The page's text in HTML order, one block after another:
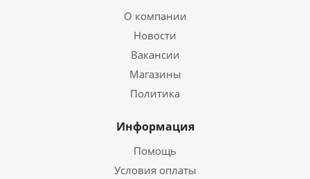
О компании
Новости
Вакансии
Магазины
Политика
Информация
Помощь
Условия оплаты